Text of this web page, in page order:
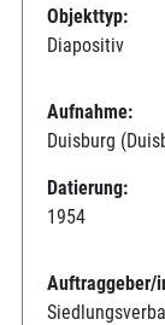
Objekttyp:
Diapositiv
Aufnahme:
Duisburg
Datierung:
1954
Auftraggeber/